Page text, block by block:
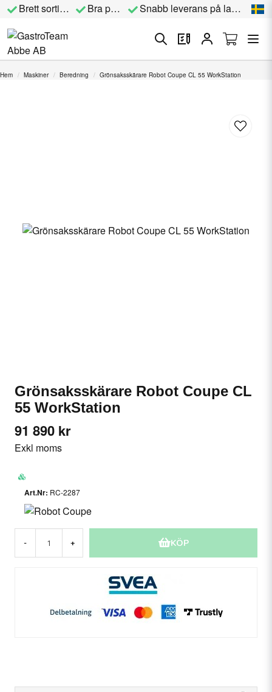
Brett sortiment Bra priser Snabb leverans på lagervara
Hem Maskiner Beredning Grönsaksskärare Robot Coupe CL 55 WorkStation
Grönsaksskärare Robot Coupe CL
55 WorkStation
91 890 kr
Exkl moms
RC-2287
- + KÖP